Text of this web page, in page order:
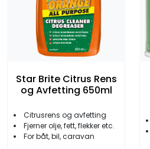
Star Brite Citrus Rens
og Avfetting 650ml
Citrusrens og avfetting
Fjerner olje, fett, flekker etc.
For båt, bil, caravan